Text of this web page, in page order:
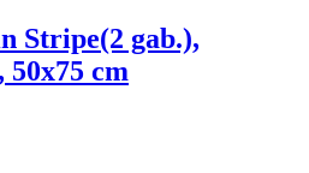
Stripe(2 gab.),
50x75 cm